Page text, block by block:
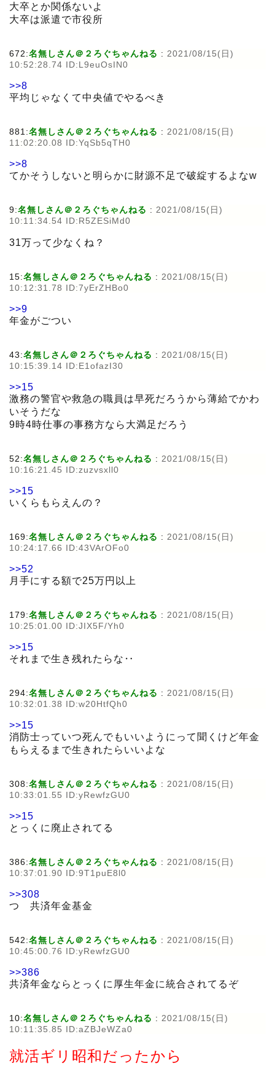
大卒とか関係ないよ
大卒は派遣で市役所
672:名無しさん＠２ろぐちゃんねる : 2021/08/15(日)
10:52:28.74 ID:L9euOsIN0
>>8
平均じゃなくて中央値でやるべき
881:名無しさん＠２ろぐちゃんねる : 2021/08/15(日)
11:02:20.08 ID:YqSb5qTH0
>>8
てかそうしないと明らかに財源不足で破綻するよなw
9:名無しさん＠２ろぐちゃんねる : 2021/08/15(日)
10:11:34.54 ID:R5ZESiMd0
31万って少なくね？
15:名無しさん＠２ろぐちゃんねる : 2021/08/15(日)
10:12:31.78 ID:7yErZHBo0
>>9
年金がごつい
43:名無しさん＠２ろぐちゃんねる : 2021/08/15(日)
10:15:39.14 ID:E1ofazI30
>>15
激務の警官や救急の職員は早死だろうから薄給でかわ
いそうだな
9時4時仕事の事務方なら大満足だろう
52:名無しさん＠２ろぐちゃんねる : 2021/08/15(日)
10:16:21.45 ID:zuzvsxll0
>>15
いくらもらえんの？
169:名無しさん＠２ろぐちゃんねる : 2021/08/15(日)
10:24:17.66 ID:43VArOFo0
>>52
月手にする額で25万円以上
179:名無しさん＠２ろぐちゃんねる : 2021/08/15(日)
10:25:01.00 ID:JIX5F/Yh0
>>15
それまで生き残れたらな‥
294:名無しさん＠２ろぐちゃんねる : 2021/08/15(日)
10:32:01.38 ID:w20HtfQh0
>>15
消防士っていつ死んでもいいようにって聞くけど年金
もらえるまで生きれたらいいよな
308:名無しさん＠２ろぐちゃんねる : 2021/08/15(日)
10:33:01.55 ID:yRewfzGU0
>>15
とっくに廃止されてる
386:名無しさん＠２ろぐちゃんねる : 2021/08/15(日)
10:37:01.90 ID:9T1puE8l0
>>308
つ 共済年金基金
542:名無しさん＠２ろぐちゃんねる : 2021/08/15(日)
10:45:00.76 ID:yRewfzGU0
>>386
共済年金ならとっくに厚生年金に統合されてるぞ
10:名無しさん＠２ろぐちゃんねる : 2021/08/15(日)
10:11:35.85 ID:aZBJeWZa0
就活ギリ昭和だったから